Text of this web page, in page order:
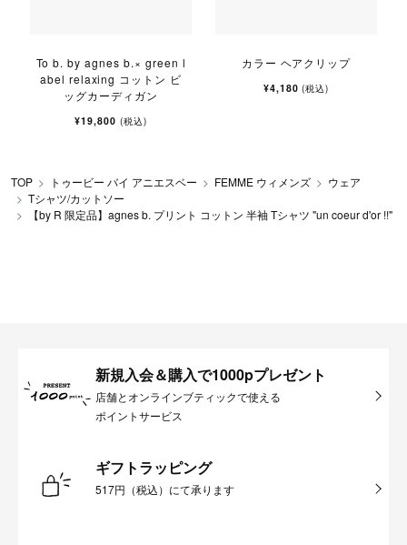
To b. by agnes b.× green l
abel relaxing コットン ビ
ッグカーディガン
¥19,800 (税込)
カラー ヘアクリップ
¥4,180(税込)
TOP トゥービー バイ アニエスベー FEMME ウィメンズ
ウェア
Tシャツ/カットソー
【by R 限定品】agnes b. プリント コットン 半袖 Tシャツ "un coeur d'or !!"
新規入会＆購入で1000pプレゼント
店舗とオンラインブティックで使える
ポイントサービス
ギフトラッピング
517円（税込）にて承ります